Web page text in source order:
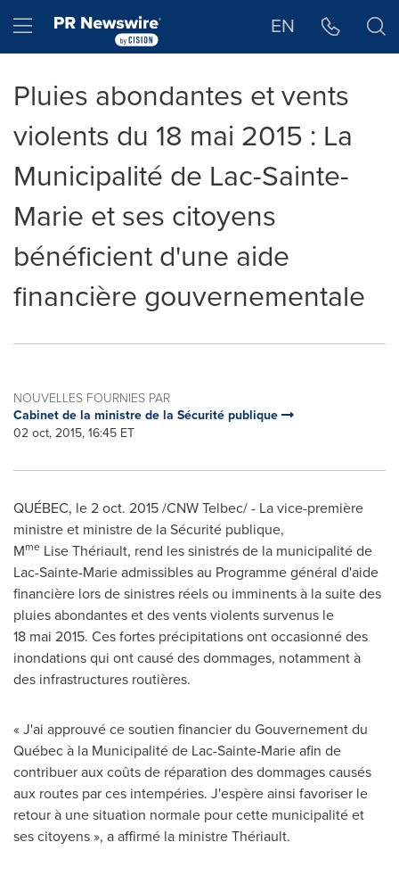
Hamburger menu EN
Pluies abondantes et vents
violents du 18 mai 2015 : La
Municipalité de Lac-Sainte-
Marie et ses citoyens
bénéficient d'une aide
financière gouvernementale
NOUVELLES FOURNIES PAR
Cabinet de la ministre de la Sécurité publique
02 oct, 2015, 16:45 ET
QUÉBEC, le 2 oct. 2015 /CNW Telbec/ - La vice-première
ministre et ministre de la Sécurité publique,
Mme Lise Thériault, rend les sinistrés de la municipalité de
Lac-Sainte-Marieadmissibles au Programme général d'aide
financière lors de sinistres réels ou imminents à la suite des
pluies abondantes et des vents violents survenus le
18 mai 2015. Ces fortes précipitations ont occasionné des
inondations qui ont causé des dommages, notamment à
des infrastructures routières.
« J'ai approuvé ce soutien financier du Gouvernement du
Québec à la Municipalité de Lac-Sainte-Marieafin de
contribuer aux coûts de réparation des dommages causés
aux routes par ces intempéries. J'espère ainsi favoriser le
retour à une situation normale pour cette municipalité et
ses citoyens », a affirmé la ministre Thériault.